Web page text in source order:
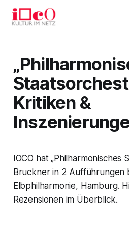
Kritiken &
IOCO hat „Philharmonisches
Bruckner in 2
Elbphilharmonie, Hamburg.
Rezensionen im Überblick.